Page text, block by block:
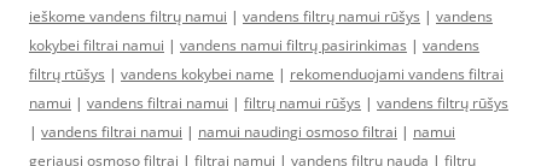
ieškome vandens filtrų namui | vandens filtrų namui rūšys | vandens
kokybei filtrai namui | vandens namui filtrų pasirinkimas | vandens
filtrų rtūšys | vandens kokybei name | rekomenduojami vandens filtrai
namui | vandens filtrai namui | filtrų namui rūšys | vandens filtrų rūšys
| vandens filtrai namui | namui naudingi osmoso filtrai | namui
geriausi osmoso filtrai | filtrai namui | vandens filtrų nauda | filtrų